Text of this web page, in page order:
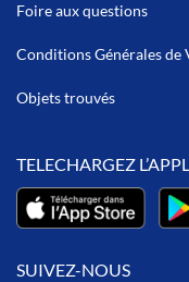
Foire aux questions
Conditions Générales de
Objets trouvés
TELECHARGEZ
SUIVEZ-NOUS